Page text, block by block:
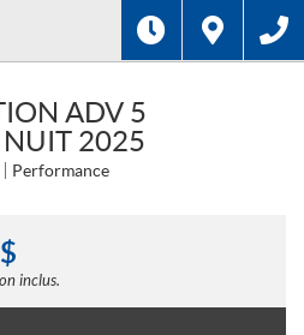
ADV 5
NUIT 2025
Performance
$
inclus.